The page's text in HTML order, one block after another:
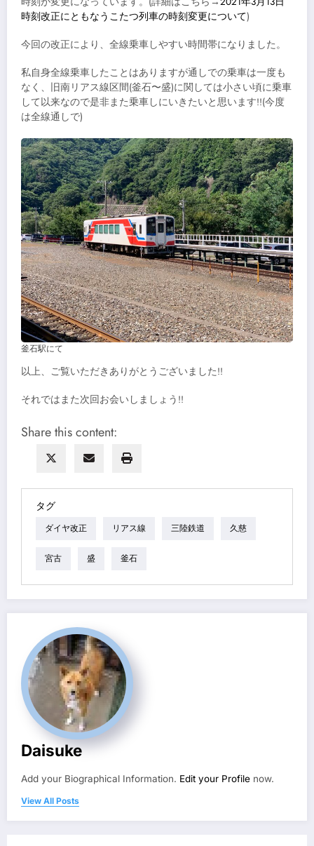
時刻改正にともなうこたつ列車の時刻変更について)
今回の改正により、全線乗車しやすい時間帯になりました。
私自身全線乗車したことはありますが通しでの乗車は一度も
なく、旧南リアス線区間(釜石〜盛)に関しては小さい頃に乗車
して以来なので是非また乗車しにいきたいと思います!!(今度
は全線通しで)
釜石駅にて
以上、ご覧いただきありがとうございました!!
それではまた次回お会いしましょう!!
Share this content:
タグ
ダイヤ改正 リアス線 三陸鉄道 久慈
宮古 盛 釜石
Daisuke
Add your Biographical Information. Edit your Profile now.
View All Posts